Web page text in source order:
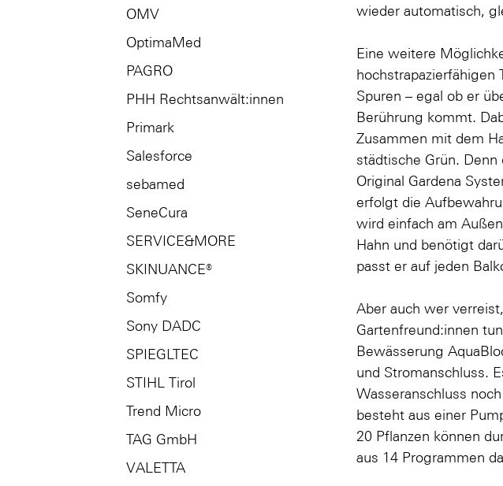
OMV
OptimaMed
PAGRO
PHH Rechtsanwält:innen
Primark
Salesforce
sebamed
SeneCura
SERVICE&MORE
SKINUANCE®
Somfy
Sony DADC
SPIEGLTEC
STIHL Tirol
Trend Micro
TAG GmbH
VALETTA
wieder automatisch,
Eine weitere
hochstrapazierfähigen
Spuren – egal ob er
Berührung kommt.
Zusammen mit dem
städtische Grün.
Original Gardena
erfolgt die
wird einfach am
Hahn und benötigt
passt er auf jeden
Aber auch wer
Gartenfreund:innen
Bewässerung
und Stromanschluss.
Wasseranschluss
besteht aus einer
20 Pflanzen können
aus 14 Programmen